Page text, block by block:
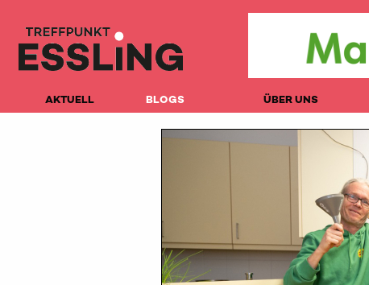
AKTUELL BLOGS ÜBER UNS